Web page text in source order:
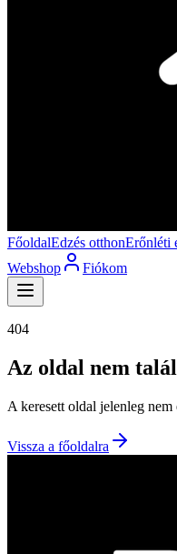
FőoldalEdzés otthonErőnléti
Webshop
Fiókom
404
Az oldal nem
A keresett oldal jelenleg
Vissza a főoldalra